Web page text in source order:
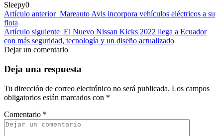
Sleepy0
Artículo anterior Mareauto Avis incorpora vehículos eléctricos a su
flota
Artículo siguiente El Nuevo Nissan Kicks 2022 llega a Ecuador
con más seguridad, tecnología y un diseño actualizado
Dejar un comentario
Deja una respuesta
Tu dirección de correo electrónico no será publicada. Los campos
obligatorios están marcados con *
Comentario *